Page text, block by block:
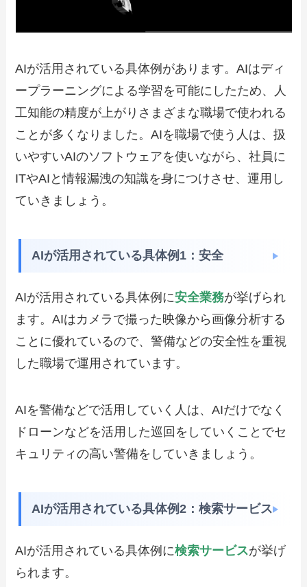
AIが活用されている具体例があります。AIはディ
ープラーニングによる学習を可能にしたため、人
工知能の精度が上がりさまざまな職場で使われる
ことが多くなりました。AIを職場で使う人は、扱
いやすいAIのソフトウェアを使いながら、社員に
ITやAIと情報漏洩の知識を身につけさせ、運用し
ていきましょう。
AIが活用されている具体例1：安全
AIが活用されている具体例に安全業務が挙げられ
ます。AIはカメラで撮った映像から画像分析する
ことに優れているので、警備などの安全性を重視
した職場で運用されています。
AIを警備などで活用していく人は、AIだけでなく
ドローンなどを活用した巡回をしていくことでセ
キュリティの高い警備をしていきましょう。
AIが活用されている具体例2：検索サービス
AIが活用されている具体例に検索サービスが挙げ
られます。